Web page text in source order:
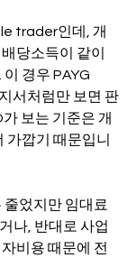
trader인데, 개
당소득이 같이
경우 PAYG
서처럼만 보면 판
보는 기준은 개
가깝기 때문입니
줄었지만 임대료
나, 반대로 사업
비용 때문에 전